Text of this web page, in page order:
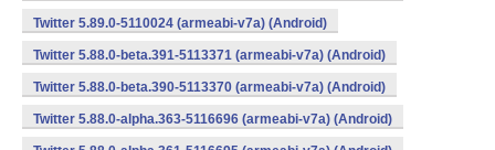
Twitter 5.89.0-5110024 (armeabi-v7a) (Android)
Twitter 5.88.0-beta.391-5113371 (armeabi-v7a) (Android)
Twitter 5.88.0-beta.390-5113370 (armeabi-v7a) (Android)
Twitter 5.88.0-alpha.363-5116696 (armeabi-v7a) (Android)